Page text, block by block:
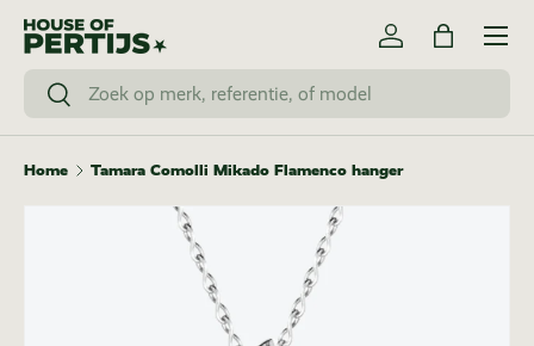
Ga naar inhoud
Zoeken
Zoeken
Inloggen
Tas
Menu
Home Tamara Comolli Mikado Flamenco hanger